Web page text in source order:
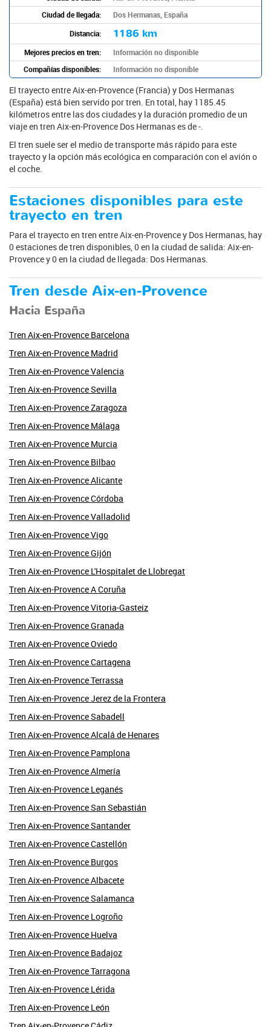
Ciudad de llegada:
Dos Hermanas, España
Distancia:
1186 km
Mejores precios en tren:
Información no disponible
Compañías disponibles:
Información no disponible
El trayecto entre Aix-en-Provence (Francia) y Dos Hermanas
(España) está bien servido por tren. En total, hay 1185.45
kilómetros entre las dos ciudades y la duración promedio de un
viaje en tren Aix-en-Provence Dos Hermanas es de -.
El tren suele ser el medio de transporte más rápido para este
trayecto y la opción más ecológica en comparación con el avión o
el coche.
Estaciones disponibles para este
trayecto en tren
Para el trayecto en tren entre Aix-en-Provence y Dos Hermanas, hay
0 estaciones de tren disponibles, 0 en la ciudad de salida: Aix-en-
Provence y 0 en la ciudad de llegada: Dos Hermanas.
Tren desde Aix-en-Provence
Hacia España
Tren Aix-en-Provence Barcelona
Tren Aix-en-Provence Madrid
Tren Aix-en-Provence Valencia
Tren Aix-en-Provence Sevilla
Tren Aix-en-Provence Zaragoza
Tren Aix-en-Provence Málaga
Tren Aix-en-Provence Murcia
Tren Aix-en-Provence Bilbao
Tren Aix-en-Provence Alicante
Tren Aix-en-Provence Córdoba
Tren Aix-en-Provence Valladolid
Tren Aix-en-Provence Vigo
Tren Aix-en-Provence Gijón
Tren Aix-en-Provence L'Hospitalet de Llobregat
Tren Aix-en-Provence A Coruña
Tren Aix-en-Provence Vitoria-Gasteiz
Tren Aix-en-Provence Granada
Tren Aix-en-Provence Oviedo
Tren Aix-en-Provence Cartagena
Tren Aix-en-Provence Terrassa
Tren Aix-en-Provence Jerez de la Frontera
Tren Aix-en-Provence Sabadell
Tren Aix-en-Provence Alcalá de Henares
Tren Aix-en-Provence Pamplona
Tren Aix-en-Provence Almería
Tren Aix-en-Provence Leganés
Tren Aix-en-Provence San Sebastián
Tren Aix-en-Provence Santander
Tren Aix-en-Provence Castellón
Tren Aix-en-Provence Burgos
Tren Aix-en-Provence Albacete
Tren Aix-en-Provence Salamanca
Tren Aix-en-Provence Logroño
Tren Aix-en-Provence Huelva
Tren Aix-en-Provence Badajoz
Tren Aix-en-Provence Tarragona
Tren Aix-en-Provence Lérida
Tren Aix-en-Provence León